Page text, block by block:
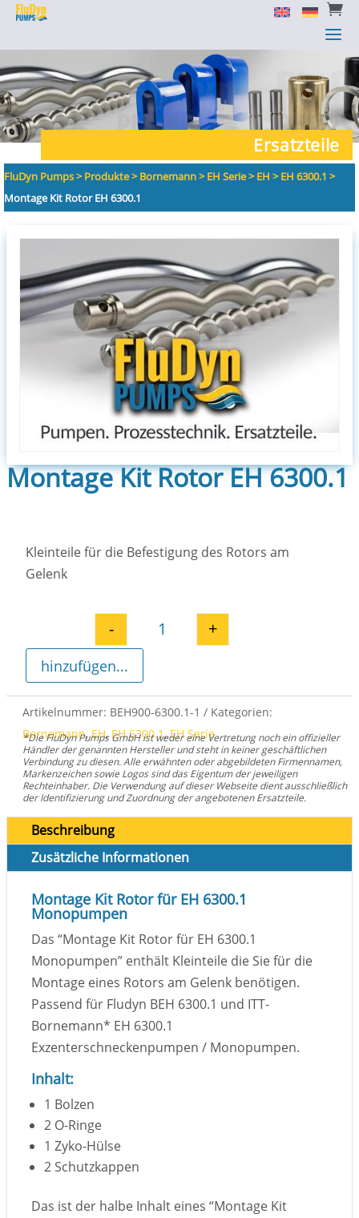

a

a
Ersatzteile
FluDyn Pumps>Produkte>Bornemann>EH Serie>EH >EH 6300.1 >
Montage Kit Rotor EH 6300.1
Montage Kit Rotor EH 6300.1
Kleinteile für die Befestigung des Rotors am
Gelenk
Montage Kit Rotor EH 6300.1
- +
hinzufügen...
Artikelnummer: BEH900-6300.1-1
Kategorien:
Bornemann,EH,EH 6300.1,EH Serie
*Die FluDyn Pumps GmbH ist weder eine Vertretung noch ein offizieller
Händler der genannten Hersteller und steht in keiner geschäftlichen
Verbindung zu diesen. Alle erwähnten oder abgebildeten Firmennamen,
Markenzeichen sowie Logos sind das Eigentum der jeweiligen
Rechteinhaber. Die Verwendung auf dieser Webseite dient ausschließlich
der Identifizierung und Zuordnung der angebotenen Ersatzteile.
Beschreibung
Zusätzliche Informationen
Montage Kit Rotor für EH 6300.1
Monopumpen
Das “Montage Kit Rotor für EH 6300.1
Monopumpen” enthält Kleinteile die Sie für die
Montage eines Rotors am Gelenk benötigen.
Passend für Fludyn BEH 6300.1 und ITT-
Bornemann* EH 6300.1
Exzenterschneckenpumpen / Monopumpen.
Inhalt:
1 Bolzen
2 O-Ringe
1 Zyko-Hülse
2 Schutzkappen
Das ist der halbe Inhalt eines “Montage Kit